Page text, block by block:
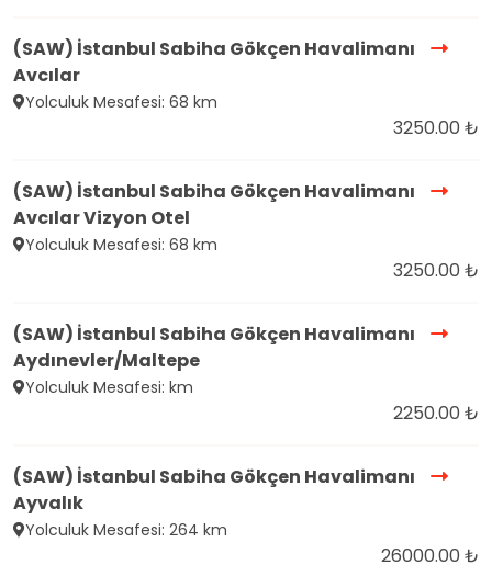
(SAW) İstanbul Sabiha Gökçen Havalimanı
Avcılar
Yolculuk Mesafesi: 68 km
3250.00 ₺
(SAW) İstanbul Sabiha Gökçen Havalimanı
Avcılar Vizyon Otel
Yolculuk Mesafesi: 68 km
3250.00 ₺
(SAW) İstanbul Sabiha Gökçen Havalimanı
Aydınevler/Maltepe
Yolculuk Mesafesi: km
2250.00 ₺
(SAW) İstanbul Sabiha Gökçen Havalimanı
Ayvalık
Yolculuk Mesafesi: 264 km
26000.00 ₺